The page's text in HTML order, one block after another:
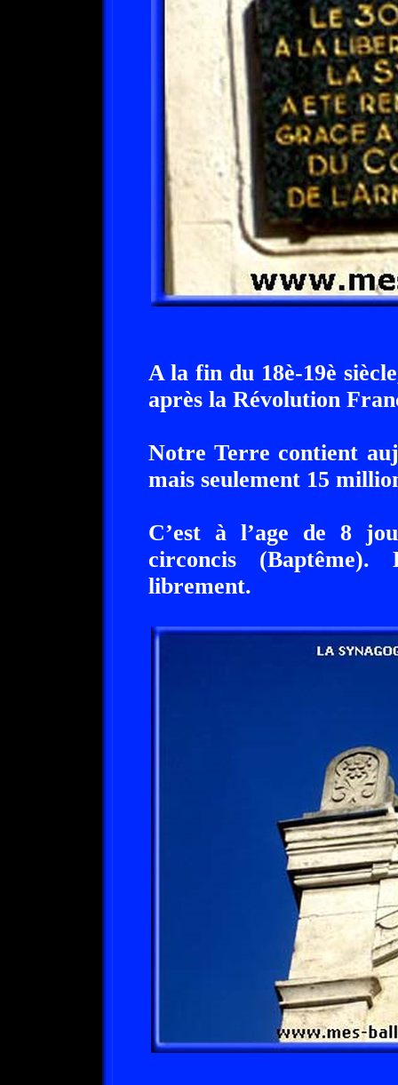
A la fin du 18è-19è
après la Révolution
Notre Terre contient
mais seulement 15
C’est à l’age de 8
circoncis (Baptême).
librement.